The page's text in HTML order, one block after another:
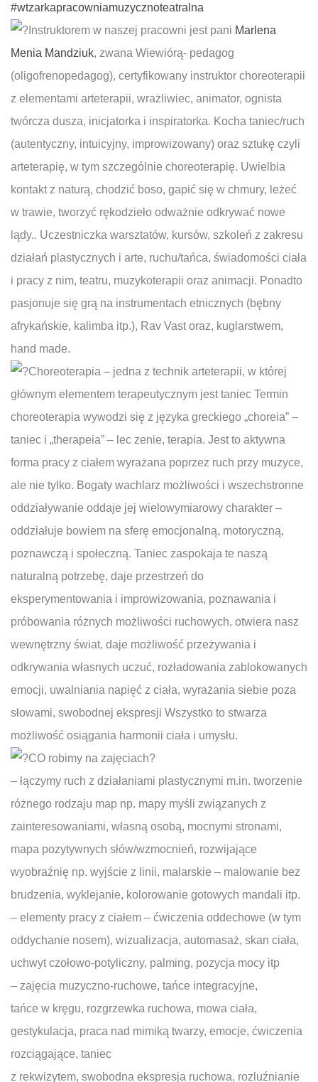
#wtzarkapracowniamuzycznoteatralna
Instruktorem w naszej pracowni jest pani Marlena
Menia Mandziuk, zwana Wiewiórą- pedagog
(oligofrenopedagog), certyfikowany instruktor choreoterapii
z elementami arteterapii, wrażliwiec, animator, ognista
twórcza dusza, inicjatorka i inspiratorka. Kocha taniec/ruch
(autentyczny, intuicyjny, improwizowany) oraz sztukę czyli
arteterapię, w tym szczególnie choreoterapię. Uwielbia
kontakt z naturą, chodzić boso, gapić się w chmury, leżeć
w trawie, tworzyć rękodzieło odważnie odkrywać nowe
lądy.. Uczestniczka warsztatów, kursów, szkoleń z zakresu
działań plastycznych i arte, ruchu/tańca, świadomości ciała
i pracy z nim, teatru, muzykoterapii oraz animacji. Ponadto
pasjonuje się grą na instrumentach etnicznych (bębny
afrykańskie, kalimba itp.), Rav Vast oraz, kuglarstwem,
hand made.
Choreoterapia – jedna z technik arteterapii, w której
głównym elementem terapeutycznym jest taniec Termin
choreoterapia wywodzi się z języka greckiego „choreia” –
taniec i „therapeia” – lec zenie, terapia. Jest to aktywna
forma pracy z ciałem wyrażana poprzez ruch przy muzyce,
ale nie tylko. Bogaty wachlarz możliwości i wszechstronne
oddziaływanie oddaje jej wielowymiarowy charakter –
oddziałuje bowiem na sferę emocjonalną, motoryczną,
poznawczą i społeczną. Taniec zaspokaja te naszą
naturalną potrzebę, daje przestrzeń do
eksperymentowania i improwizowania, poznawania i
próbowania różnych możliwości ruchowych, otwiera nasz
wewnętrzny świat, daje możliwość przeżywania i
odkrywania własnych uczuć, rozładowania zablokowanych
emocji, uwalniania napięć z ciała, wyrażania siebie poza
słowami, swobodnej ekspresji Wszystko to stwarza
możliwość osiągania harmonii ciała i umysłu.
CO robimy na zajęciach?
– łączymy ruch z działaniami plastycznymi m.in. tworzenie
różnego rodzaju map np. mapy myśli związanych z
zainteresowaniami, własną osobą, mocnymi stronami,
mapa pozytywnych słów/wzmocnień, rozwijające
wyobraźnię np. wyjście z linii, malarskie – malowanie bez
brudzenia, wyklejanie, kolorowanie gotowych mandali itp.
– elementy pracy z ciałem – ćwiczenia oddechowe (w tym
oddychanie nosem), wizualizacja, automasaż, skan ciała,
uchwyt czołowo-potyliczny, palming, pozycja mocy itp
– zajęcia muzyczno-ruchowe, tańce integracyjne,
tańce w kręgu, rozgrzewka ruchowa, mowa ciała,
gestykulacja, praca nad mimiką twarzy, emocje, ćwiczenia
rozciągające, taniec
z rekwizytem, swobodna ekspresja ruchowa, rozluźnianie